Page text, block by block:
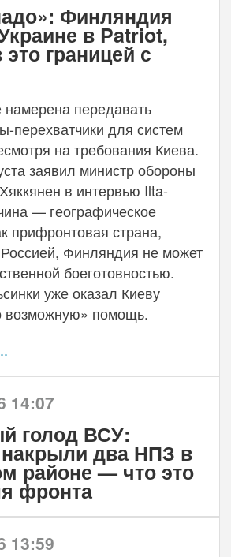
Финляндия
в Patriot,
границей с
передавать
перехватчики для систем
на требования Киева.
заявил министр обороны
в интервью Ilta-
— географическое
прифронтовая страна,
Финляндия не может
боеготовностью.
уже оказал Киеву
возможную» помощь.
14:07
голод ВСУ:
накрыли два НПЗ в
районе — что это
фронта
13:59